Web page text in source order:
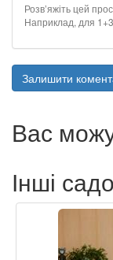
Розв’яжіть цей
Наприклад, для 1+3
Залишити
Вас
Інші